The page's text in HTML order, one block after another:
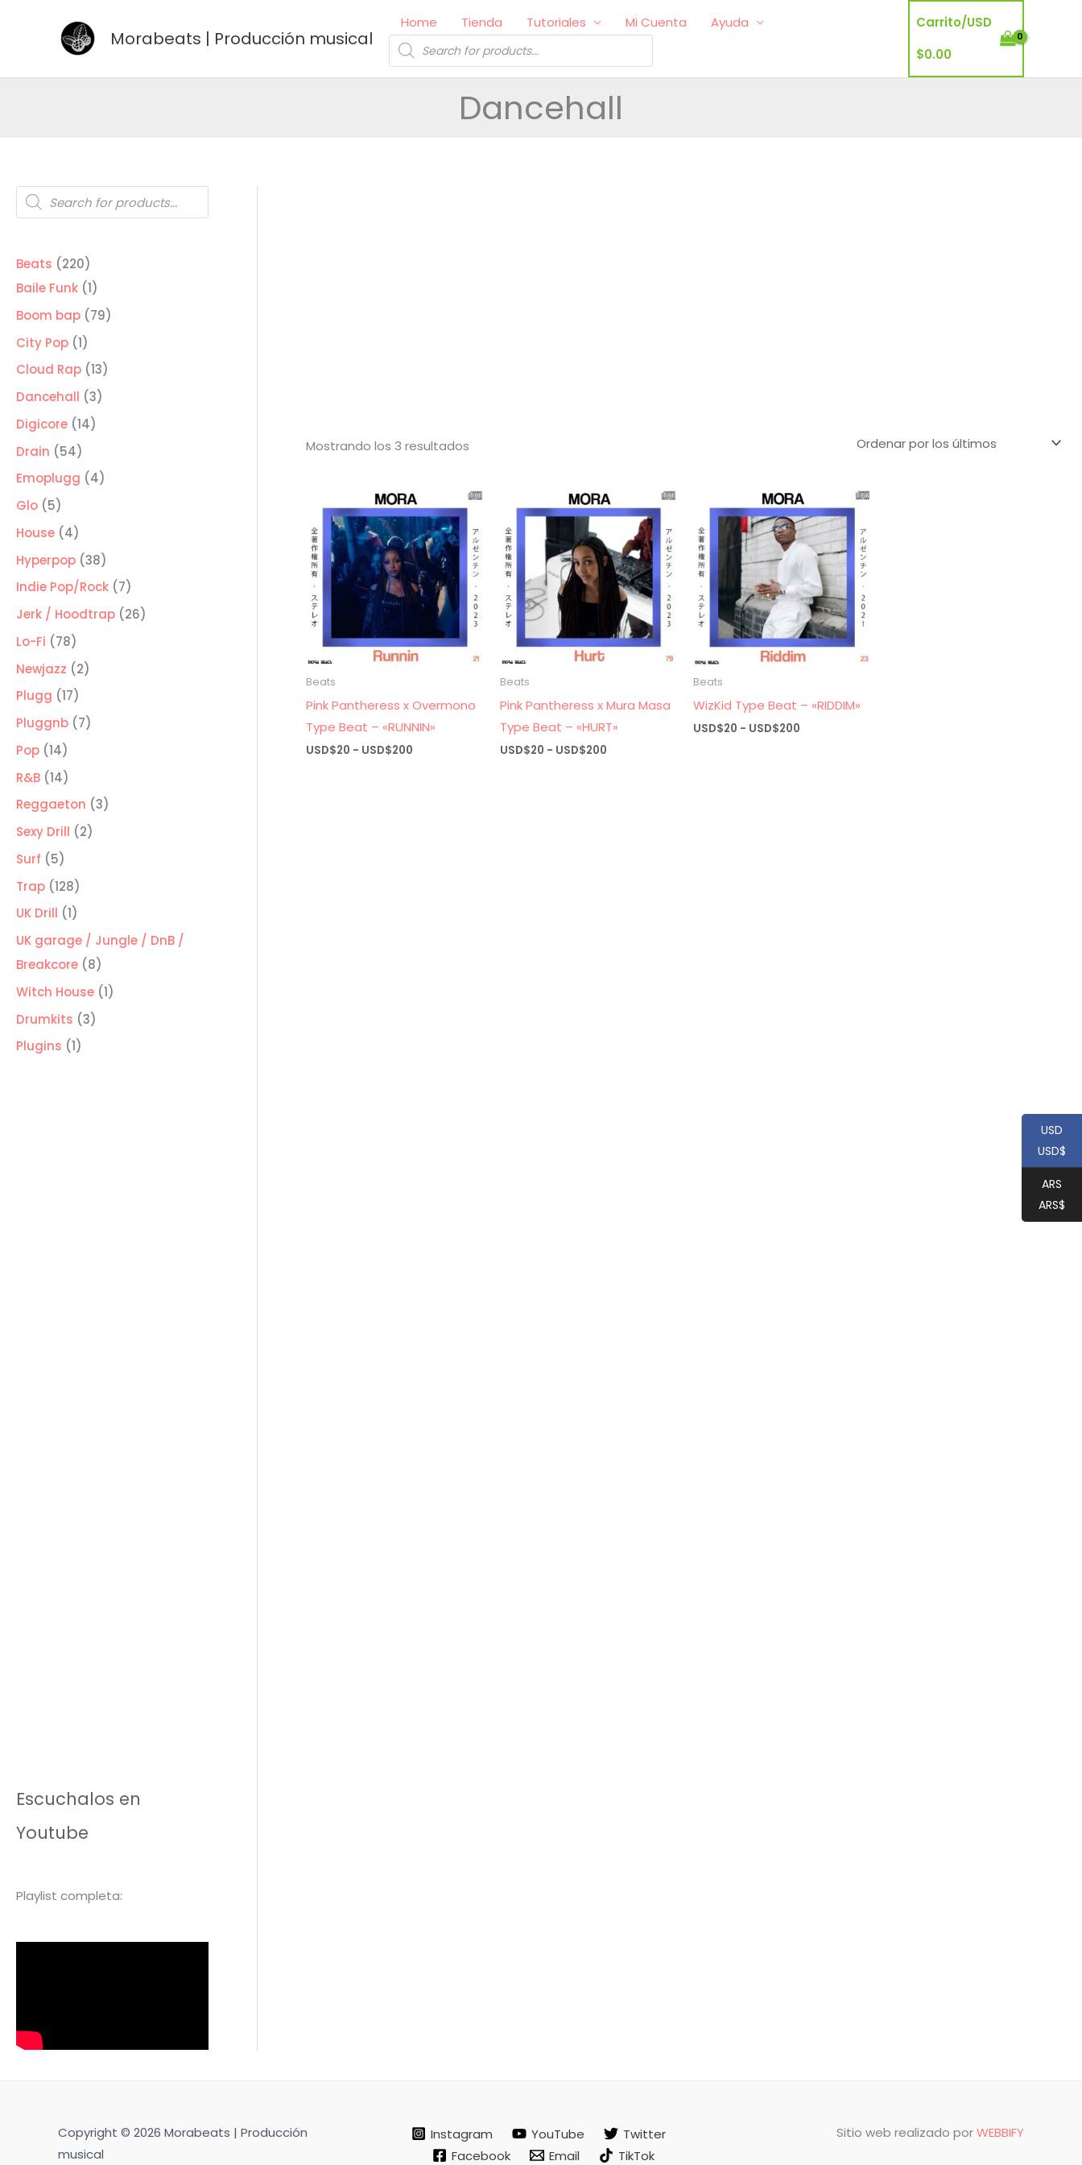
Morabeats | Producción musical
Home Tienda Tutoriales Mi Cuenta
Ayuda
Búsqueda
de
productos
Carrito/USD
$0.00
Dancehall
Búsqueda
de
productos
Beats 220220
productos
Baile Funk 11
producto
Boom bap 7979
City Pop 11
producto
Cloud Rap 1313
Dancehall 33
Digicore 1414
Drain 5454
productos
Emoplugg 44
Glo 55
productos
House 44
productos
Hyperpop 3838
productos
Indie Pop/Rock 77
productos
Jerk / Hoodtrap 2626
Lo-Fi 7878
productos
Newjazz 22
Plugg 1717
productos
Pluggnb 77
Pop 1414
productos
R&B 1414
productos
Reggaeton 33
Sexy Drill 22
Surf 55
productos
Trap 128128
productos
UK Drill 11
producto
UK garage / Jungle / DnB /
Breakcore
88
productos
Witch House 11
Drumkits 33
Plugins 11
Escuchalos en
Youtube
Playlist completa:
Mostrando los 3 resultadosOrdenado
Beats
Pink Pantheress x Overmono
Type Beat – «RUNNIN»
USD$20 - USD$200Rango
Beats
Pink Pantheress x Mura Masa
Type Beat – «HURT»
USD$20 - USD$200Rango
Beats
WizKid Type Beat – «RIDDIM»
USD$20 - USD$200
Copyright © 2026 Morabeats | Producción
musical
Instagram YouTube
Twitter
Facebook
Email TikTok
Sitio web realizado porWEBBIFY
USD
USD$
ARS
ARS$